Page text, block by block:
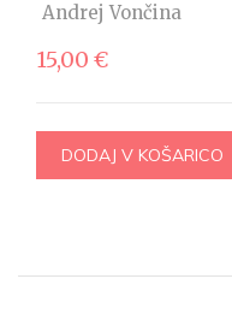
Andrej Vončina
15,00 €
DODAJ V KOŠARICO